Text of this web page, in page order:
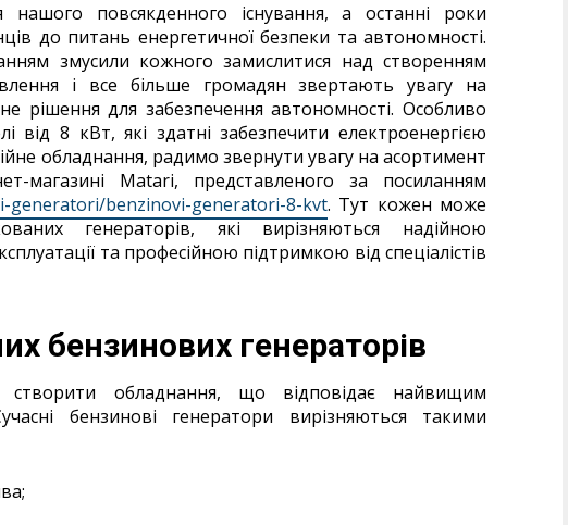
нашого повсякденного існування, а останні роки
до питань енергетичної безпеки та автономності.
змусили кожного замислитися над створенням
і все більше громадян звертають увагу на
рішення для забезпечення автономності. Особливо
від 8 кВт, які здатні забезпечити електроенергією
обладнання, радимо звернути увагу на асортимент
магазині Matari, представленого за посиланням
generatori/benzinovi-generatori-8-kvt. Тут кожен може
генераторів, які вирізняються надійною
та професійною підтримкою від спеціалістів
бензинових генераторів
створити обладнання, що відповідає найвищим
бензинові генератори вирізняються такими